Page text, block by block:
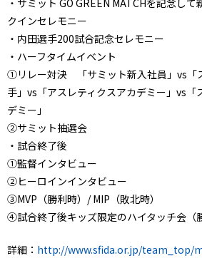
・サミット GO GREEN MATCHを記念し
クインセレモニー
・内田選手200試合記念セレモニー
・ハーフタイムイベント
①リレー対決 「サミット新入社員」vs「
手」vs「アスレティクスアカデミー」vs「
デミー」
②サミット抽選会
・試合終了後
①監督インタビュー
②ヒーロインインタビュー
③MVP（勝利時）/ MIP（敗北時）
④試合終了後キッズ限定のハイタッチ会（
詳細： http://www.sfida.or.jp/team_top/